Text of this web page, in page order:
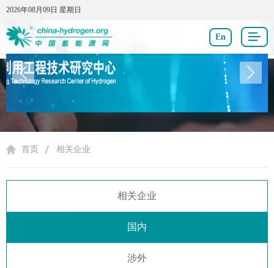
2026年08月09日 星期日
2026年08月09日 星期日
En
首页 相关企业
相关企业
国内
涉外